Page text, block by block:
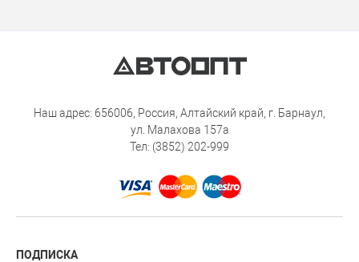
Наш адрес: 656006, Россия, Алтайский край, г. Барнаул,
ул. Малахова 157а
Тел: (3852) 202-999
ПОДПИСКА